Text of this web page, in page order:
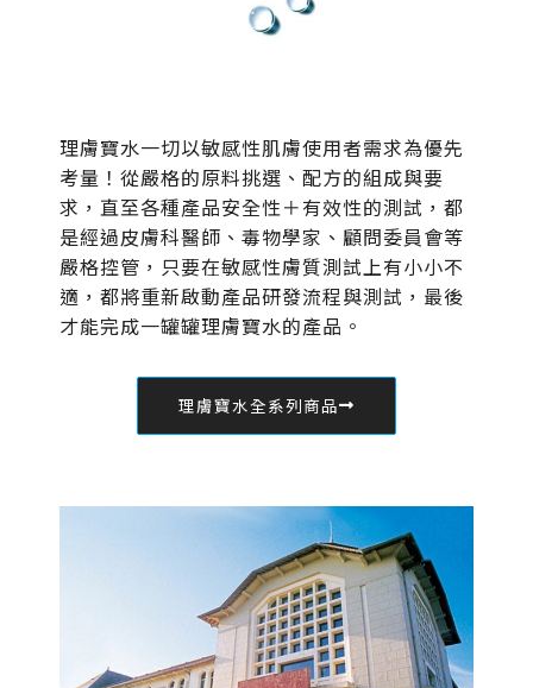
理膚寶水一切以敏感性肌膚使用者需求為優先
考量！從嚴格的原料挑選、配方的組成與要
求，直至各種產品安全性＋有效性的測試，都
是經過皮膚科醫師、毒物學家、顧問委員會等
嚴格控管，只要在敏感性膚質測試上有小小不
適，都將重新啟動產品研發流程與測試，最後
才能完成一罐罐理膚寶水的產品。
理膚寶水全系列商品